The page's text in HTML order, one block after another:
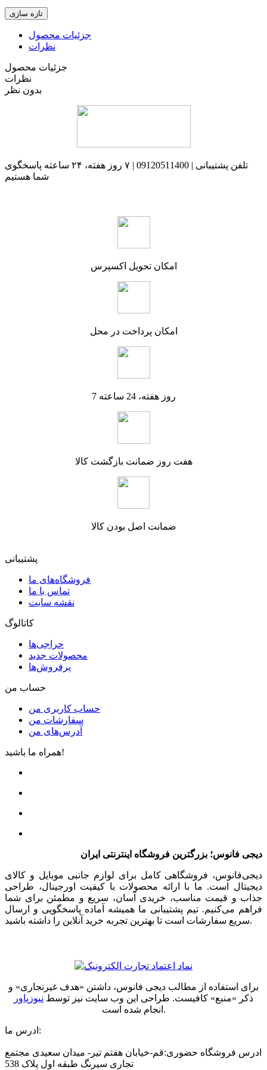
جزئیات محصول
نظرات
جزئیات محصول
نظرات
بدون نظر
تلفن پشتیبانی | 09120511400 | ۷ روز هفته، ۲۴ ساعته پاسخگوی
شما هستیم
امکان تحویل اکسپرس
امکان پرداخت در محل
7 روز هفته، 24 ساعته
هفت روز ضمانت بازگشت کالا
ضمانت اصل بودن کالا
پشتیبانی
فروشگاه‌های ما
تماس با ما
نقشه سایت
کاتالوگ
حراجی‌ها
محصولات جدید
پرفروش‌ها
حساب من
حساب کاربری من
سفارشات من
آدرس‌های من
همراه ما باشید!
دیجی فانوس؛ بزرگترین فروشگاه اینترنتی ایران
دیجی‌فانوس، فروشگاهی کامل برای لوازم جانبی موبایل و کالای
دیجیتال است. ما با ارائه محصولات با کیفیت اورجینال، طراحی
جذاب و قیمت مناسب، خریدی آسان، سریع و مطمئن برای شما
فراهم می‌کنیم. تیم پشتیبانی ما همیشه آماده پاسخگویی و ارسال
سریع سفارشات است تا بهترین تجربه خرید آنلاین را داشته باشید.
برای استفاده از مطالب دیجی فانوس، داشتن «هدف غیرتجاری» و
ذکر «منبع» کافیست. طراحی این وب سایت نیز توسط نیوزپاور
انجام شده است.
ادرس ما:
ادرس فروشگاه حضوری:قم-خیابان هفتم تیر- میدان سعیدی مجتمع
تجاری سیرنگ طبقه اول پلاک 538